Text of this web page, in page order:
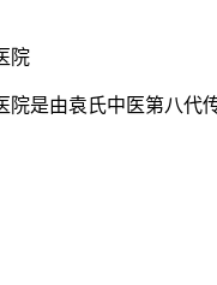
院
院是由袁氏中医第八代